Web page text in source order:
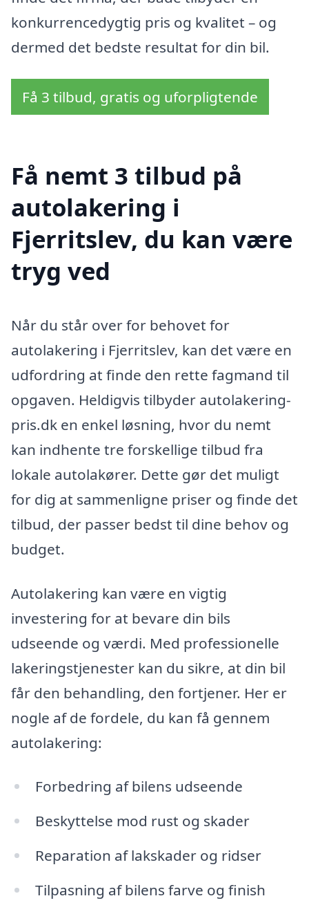
konkurrencedygtig pris og kvalitet – og
dermed det bedste resultat for din bil.
Få 3 tilbud, gratis og uforpligtende
Få nemt 3 tilbud på
autolakering i
Fjerritslev, du kan være
tryg ved
Når du står over for behovet for
autolakering i Fjerritslev, kan det være en
udfordring at finde den rette fagmand til
opgaven. Heldigvis tilbyder autolakering-
pris.dk en enkel løsning, hvor du nemt
kan indhente tre forskellige tilbud fra
lokale autolakører. Dette gør det muligt
for dig at sammenligne priser og finde det
tilbud, der passer bedst til dine behov og
budget.
Autolakering kan være en vigtig
investering for at bevare din bils
udseende og værdi. Med professionelle
lakeringstjenester kan du sikre, at din bil
får den behandling, den fortjener. Her er
nogle af de fordele, du kan få gennem
autolakering:
Forbedring af bilens udseende
Beskyttelse mod rust og skader
Reparation af lakskader og ridser
Tilpasning af bilens farve og finish